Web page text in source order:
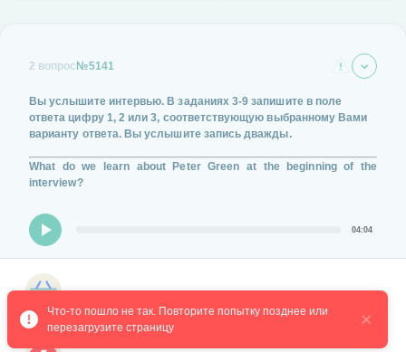
2 вопрос №5141
Вы услышите интервью. В заданиях 3-9запишите в поле
ответа цифру 1, 2 или 3, соответствующую выбранному Вами
варианту ответа. Вы услышите запись дважды.
What do we learn about Peter Green at the beginning of the
interview?
04:04
His childhood years weren't easy.
He has no experience of working in Hollywood.
Что-то пошло не так. Повторите попытку позднее или
перезагрузите страницу